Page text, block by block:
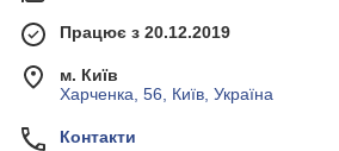
Працює з 20.12.2019
м. Київ
Харченка, 56, Київ, Україна
Контакти